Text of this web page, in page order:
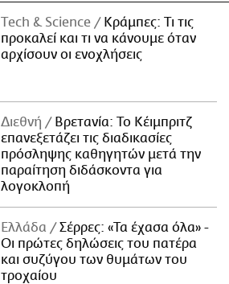
Τech & Science
Κράμπες: Τι τις
προκαλεί και τι να κάνουμε όταν
αρχίσουν οι ενοχλήσεις
Διεθνή
Βρετανία: Το Κέιμπριτζ
επανεξετάζει τις διαδικασίες
πρόσληψης καθηγητών μετά την
παραίτηση διδάσκοντα για
λογοκλοπή
Ελλάδα
Σέρρες: «Τα έχασα όλα» -
Οι πρώτες δηλώσεις του πατέρα
και συζύγου των θυμάτων του
τροχαίου